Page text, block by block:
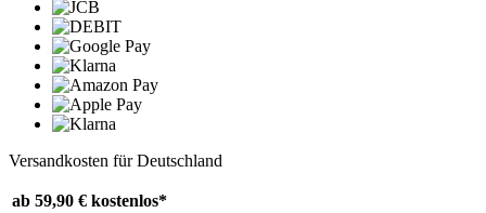
Versandkosten für Deutschland
ab 59,90 € kostenlos*